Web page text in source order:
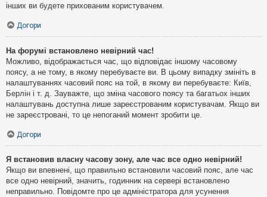
інших ви будете прихованим користувачем.
Догори
На форумі встановлено невірний час!
Можливо, відображається час, що відповідає іншому часовому
поясу, а не тому, в якому перебуваєте ви. В цьому випадку змініть в
налаштуваннях часовий пояс на той, в якому ви перебуваєте: Київ,
Берлін і т. д. Зауважте, що зміна часового поясу та багатьох інших
налаштувань доступна лише зареєстрованим користувачам. Якщо ви
не зареєстровані, то це непоганий момент зробити це.
Догори
Я встановив власну часову зону, але час все одно невірний!
Якщо ви впевнені, що правильно встановили часовий пояс, але час
все одно невірний, значить, годинник на сервері встановлено
неправильно. Повідомте про це адміністратора для усунення